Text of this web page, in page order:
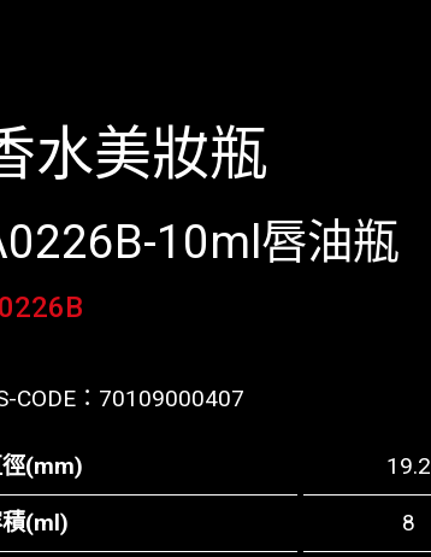
水美妝瓶
10ml唇油瓶
CODE： 70109000407
(mm) 19.2
(ml) 8